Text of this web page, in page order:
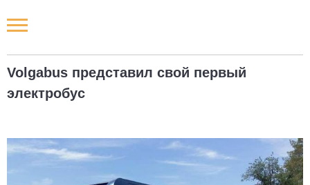
Volgabus представил свой первый
электробус
Новости РФ
Городские новости
Наши мероприятия